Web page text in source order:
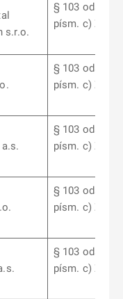
s.r.o.
§ 103 odst. 6
písm. c) ZoL
§ 103 odst. 6
písm. c) ZoL
§ 103 odst. 6
písm. c) ZoL
§ 103 odst. 6
písm. c) ZoL
§ 103 odst. 6
písm. c) ZoL